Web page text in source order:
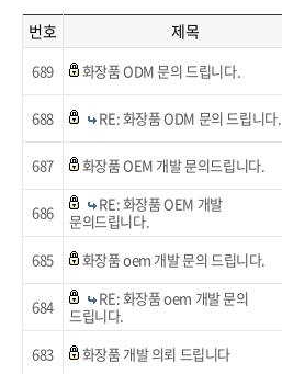
번호 제목
689 화장품 ODM 문의 드립니다.
688
RE: 화장품 ODM 문의 드립니다.
687
화장품 OEM 개발 문의드립니다.
686
RE: 화장품 OEM 개발
문의드립니다.
685
화장품 oem 개발 문의 드립니다.
684
RE: 화장품 oem 개발 문의
드립니다.
683
화장품 개발 의뢰 드립니다